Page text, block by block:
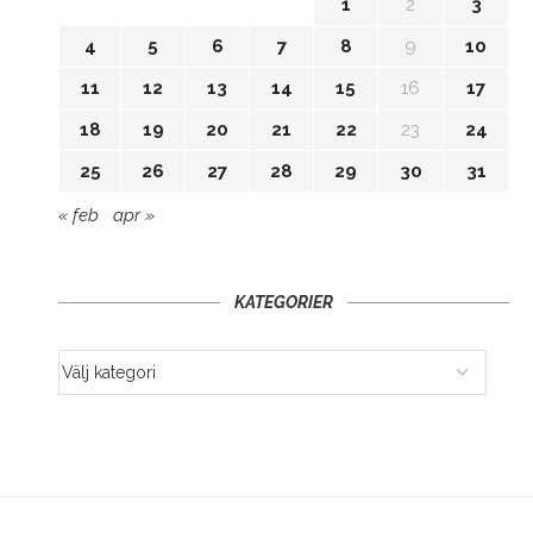
1 2
3
4
5 6 7 8 9
10
11
12 13 14 15 16
17
18
19 20 21 22 23
24
25
26 27 28 29 30 31
« feb apr »
KATEGORIER